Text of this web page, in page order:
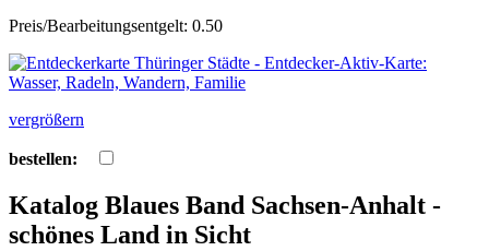
Preis/Bearbeitungsentgelt: 0.50
vergrößern
bestellen:
Katalog Blaues Band Sachsen-Anhalt -
schönes Land in Sicht